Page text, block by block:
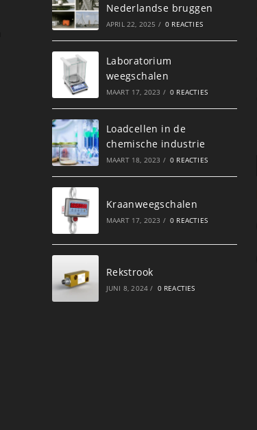
Nederlandse bruggen
APRIL 22, 2025 / 0 REACTIES
Laboratorium
weegschalen
MAART 17, 2023 / 0 REACTIES
Loadcellen in de
chemische industrie
MAART 18, 2023 / 0 REACTIES
Kraanweegschalen
MAART 17, 2023 / 0 REACTIES
Rekstrook
JUNI 8, 2024 / 0 REACTIES